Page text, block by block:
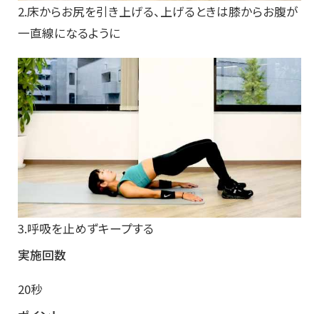
2.床からお尻を引き上げる、上げるときは膝からお腹が
一直線になるように
3.呼吸を止めずキープする
実施回数
20秒